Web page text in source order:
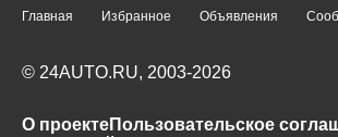
Главная Избранное Объявления
© 24AUTO.RU, 2003-2026
О проектеПользовательское